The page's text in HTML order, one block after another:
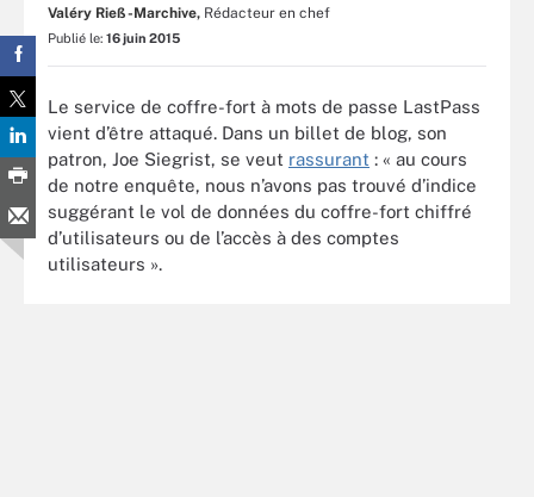
Valéry Rieß-Marchive, Rédacteur en chef
Publié le: 16 juin 2015
Le service de coffre-fort à mots de passe LastPass
vient d’être attaqué. Dans un billet de blog, son
patron, Joe Siegrist, se veut rassurant : « au cours
de notre enquête, nous n’avons pas trouvé d’indice
suggérant le vol de données du coffre-fort chiffré
d’utilisateurs ou de l’accès à des comptes
utilisateurs ».